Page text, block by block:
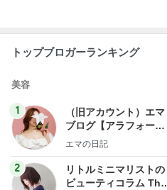
トップブロガーランキング
美容
1
（旧アカウント）エマ
ブログ【アラフォー会
社売却セカンドライ
エマの日記
2
リトルミニマリストの
ビューティコラム The